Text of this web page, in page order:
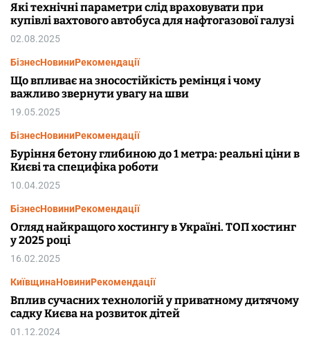
Які технічні параметри слід враховувати при
купівлі вахтового автобуса для нафтогазової галузі
02.08.2025
БізнесНовиниРекомендації
Що впливає на зносостійкість ремінця і чому
важливо звернути увагу на шви
19.05.2025
БізнесНовиниРекомендації
Буріння бетону глибиною до 1 метра: реальні ціни в
Києві та специфіка роботи
10.04.2025
БізнесНовиниРекомендації
Огляд найкращого хостингу в Україні. ТОП хостинг
у 2025 році
16.02.2025
КиївщинаНовиниРекомендації
Вплив сучасних технологій у приватному дитячому
садку Києва на розвиток дітей
01.12.2024